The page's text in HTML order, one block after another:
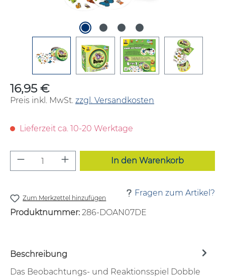
Regulärer Preis:
16,95 €
Preis inkl. MwSt. zzgl. Versandkosten
Lieferzeit ca. 10-20 Werktage
Produkt Anzahl: Gib den
In den Warenkorb
Zum Merkzettel hinzufügen
Fragen zum Artikel?
Produktnummer: 286-DOAN07DE
Beschreibung
Das Beobachtungs- und Reaktionsspiel Dobble